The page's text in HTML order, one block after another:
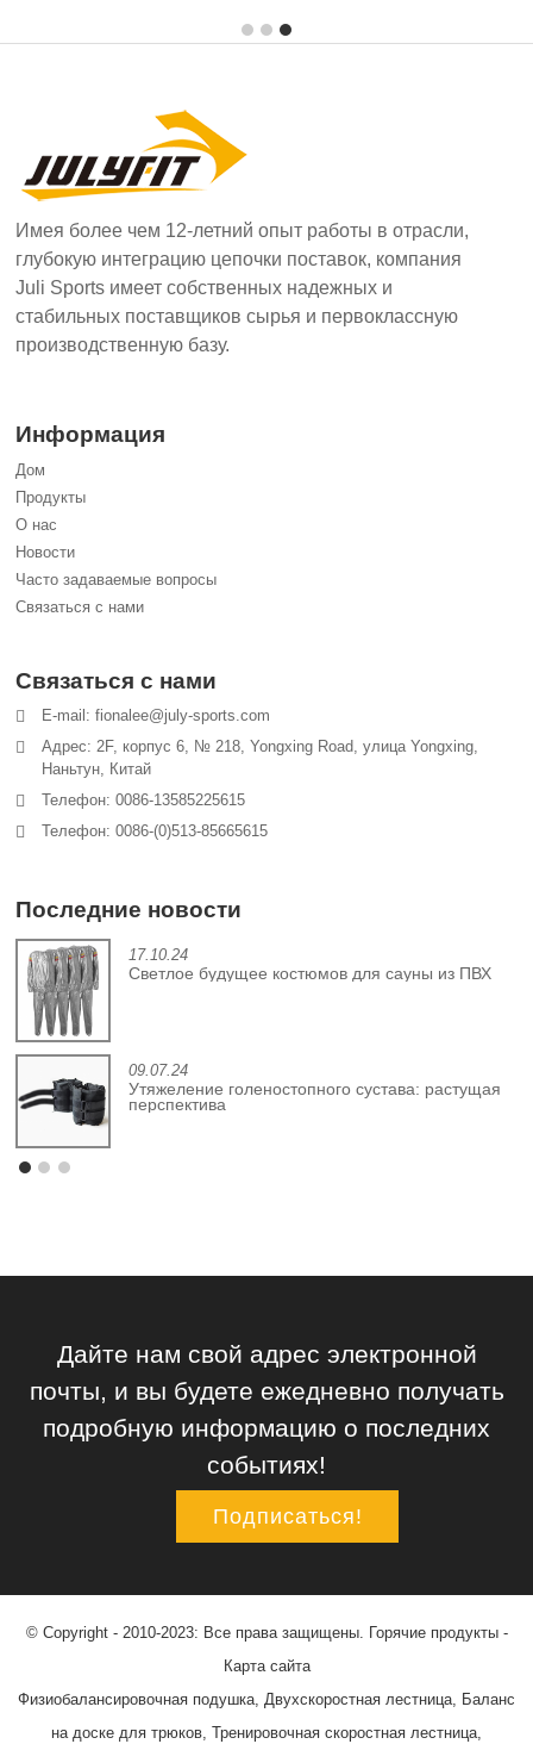
Имея более чем 12-летний опыт работы в отрасли,
глубокую интеграцию цепочки поставок, компания
Juli Sports имеет собственных надежных и
стабильных поставщиков сырья и первоклассную
производственную базу.
Информация
Дом
Продукты
О нас
Новости
Часто задаваемые вопросы
Связаться с нами
Связаться с нами
E-mail: fionalee@july-sports.com
Адрес: 2F, корпус 6, № 218, Yongxing Road, улица Yongxing,
Наньтун, Китай
Телефон: 0086-13585225615
Телефон: 0086-(0)513-85665615
Последние новости
17.10.24
Светлое будущее костюмов для сауны из ПВХ
09.07.24
Утяжеление голеностопного сустава: растущая
перспектива
Дайте нам свой адрес электронной
почты, и вы будете ежедневно получать
подробную информацию о последних
событиях!
Подписаться!
© Copyright - 2010-2023: Все права защищены. Горячие продукты-
Карта сайта
Физиобалансировочная подушка Двухскоростная лестница Баланс
на доске для трюков Тренировочная скоростная лестница